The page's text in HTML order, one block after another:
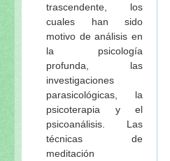
trascendente, los
cuales han sido
motivo de análisis en
la psicología
profunda, las
investigaciones
parasicológicas, la
psicoterapia y el
psicoanálisis. Las
técnicas de
meditación